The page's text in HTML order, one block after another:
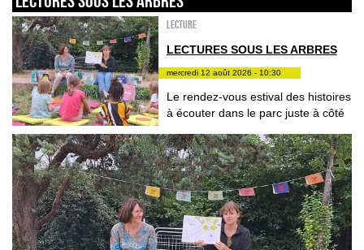
Lecture
LECTURES SOUS LES ARBRES
mercredi 12 août 2026 - 10:30
Le rendez-vous estival des histoires
à écouter dans le parc juste à côté